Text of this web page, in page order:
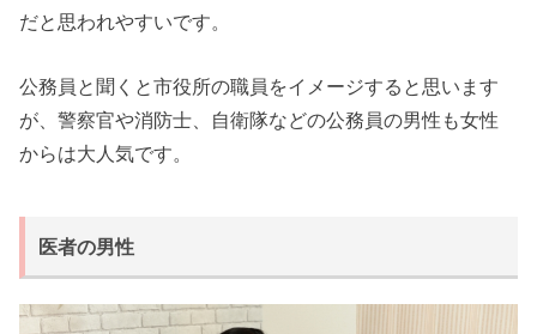
だと思われやすいです。
公務員と聞くと市役所の職員をイメージすると思います
が、警察官や消防士、自衛隊などの公務員の男性も女性
からは大人気です。
医者の男性